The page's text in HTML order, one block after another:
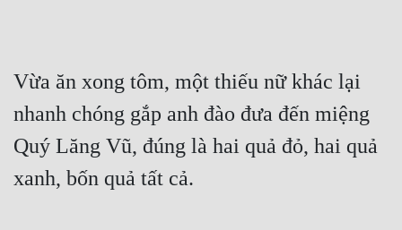
Vừa ăn xong tôm, một thiếu nữ khác lại
nhanh chóng gắp anh đào đưa đến miệng
Quý Lăng Vũ, đúng là hai quả đỏ, hai quả